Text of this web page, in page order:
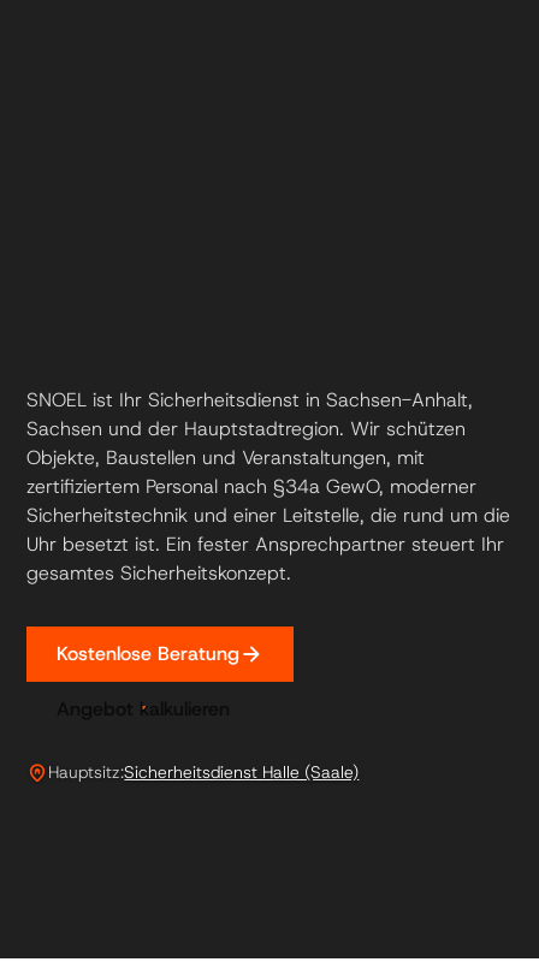
SNOEL ist Ihr Sicherheitsdienst in Sachsen-Anhalt,
Sachsen und der Hauptstadtregion. Wir schützen
Objekte, Baustellen und Veranstaltungen, mit
zertifiziertem Personal nach §34a GewO, moderner
Sicherheitstechnik und einer Leitstelle, die rund um die
Uhr besetzt ist. Ein fester Ansprechpartner steuert Ihr
gesamtes Sicherheitskonzept.
Kostenlose Beratungarrow_forward
Angebot kalkulieren
home_pinHauptsitz:Sicherheitsdienst Halle (Saale)